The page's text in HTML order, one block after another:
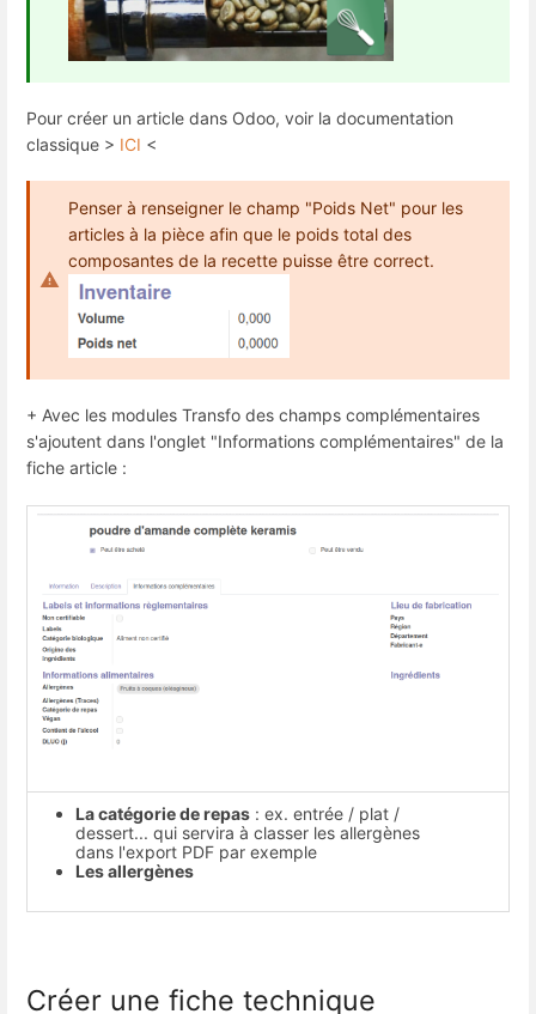
Pour créer un article dans Odoo, voir la documentation
classique > ICI <
Penser à renseigner le champ "Poids Net" pour les
articles à la pièce afin que le poids total des
composantes de la recette puisse être correct.
+ Avec les modules Transfo des champs complémentaires
s'ajoutent dans l'onglet "Informations complémentaires" de la
fiche article :
La catégorie de repas : ex. entrée / plat /
dessert... qui servira à classer les allergènes
dans l'export PDF par exemple
Les allergènes
Créer une fiche technique